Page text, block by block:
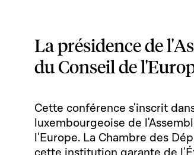
La présidence de
du Conseil de
Cette conférence s'inscrit
luxembourgeoise de
l'Europe. La Chambre des